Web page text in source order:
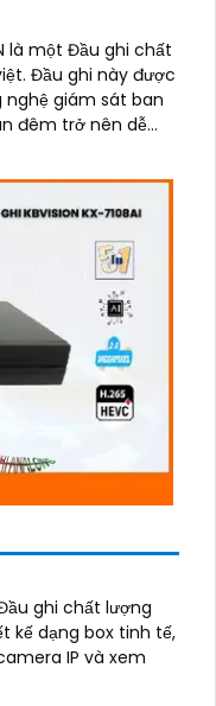
là một Đầu ghi chất
nghệ giám sát ban
đêm trở nên dễ
ghi chất lượng
IP và xem